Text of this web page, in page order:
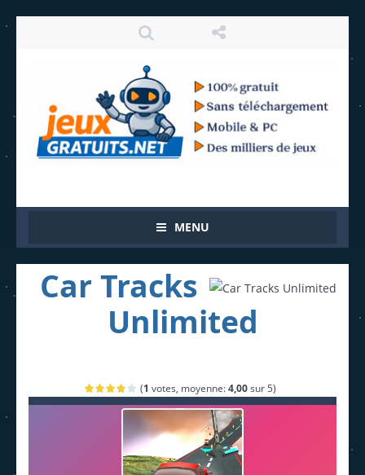
MENU
Car Tracks
Unlimited
(1 votes, moyenne:4,00sur 5)